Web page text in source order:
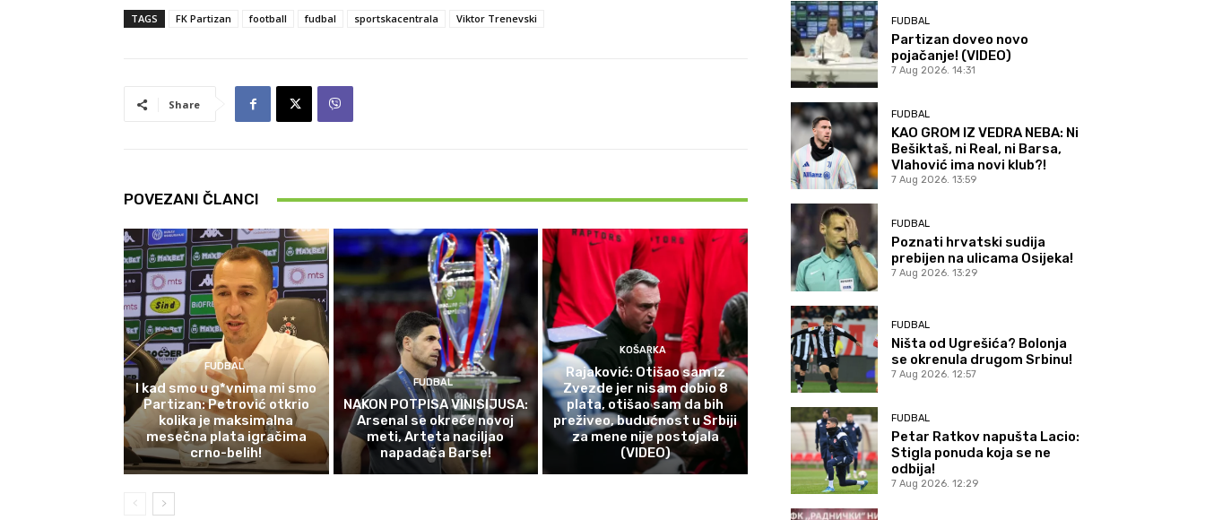
TAGS FK Partizan football fudbal sportskacentrala Viktor Trenevski
Share
POVEZANI ČLANCI
FUDBAL
I kad smo u g*vnima mi smo
Partizan: Petrović otkrio
kolika je maksimalna
mesečna plata igračima
crno-belih!
FUDBAL
NAKON POTPISA VINISIJUSA:
Arsenal se okreće novoj
meti, Arteta naciljao
napadača Barse!
KOŠARKA
Rajaković: Otišao sam iz
Zvezde jer nisam dobio 8
plata, otišao sam da bih
preživeo, budućnost u Srbiji
za mene nije postojala
(VIDEO)
FUDBAL
Partizan doveo novo
pojačanje! (VIDEO)
7 Aug 2026. 14:31
FUDBAL
KAO GROM IZ VEDRA NEBA: Ni
Bešiktaš, ni Real, ni Barsa,
Vlahović ima novi klub?!
7 Aug 2026. 13:59
FUDBAL
Poznati hrvatski sudija
prebijen na ulicama Osijeka!
7 Aug 2026. 13:29
FUDBAL
Ništa od Ugrešića? Bolonja
se okrenula drugom Srbinu!
7 Aug 2026. 12:57
FUDBAL
Petar Ratkov napušta Lacio:
Stigla ponuda koja se ne
odbija!
7 Aug 2026. 12:29